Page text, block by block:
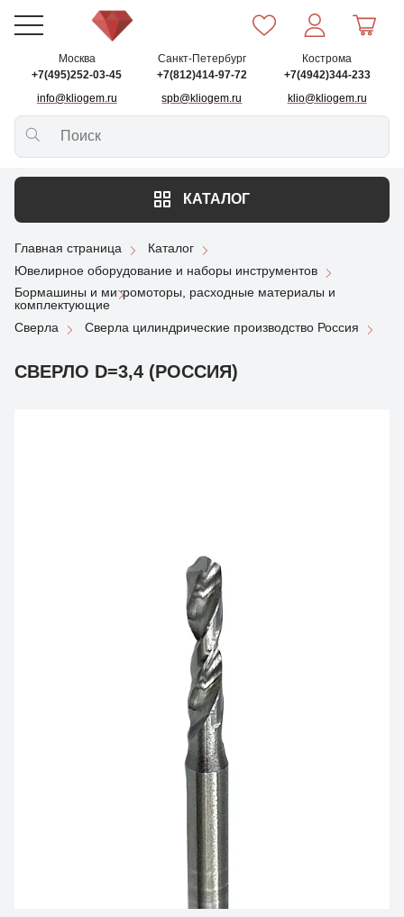
Москва
+7(495)252-03-45
info@kliogem.ru
Санкт-Петербург
+7(812)414-97-72
spb@kliogem.ru
Кострома
+7(4942)344-233
klio@kliogem.ru
КАТАЛОГ
Главная страница
Каталог
Ювелирное оборудование и наборы инструментов
Бормашины и микромоторы, расходные материалы и
комплектующие
Сверла
Сверла цилиндрические производство Россия
СВЕРЛО D=3,4 (РОССИЯ)